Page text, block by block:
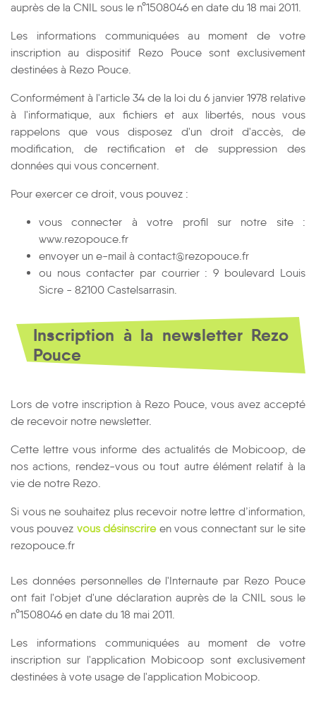
auprès de la CNIL sous le n°1508046 en date du 18 mai 2011.
Les informations communiquées au moment de votre
inscription au dispositif Rezo Pouce sont exclusivement
destinées à Rezo Pouce.
Conformément à l'article 34 de la loi du 6 janvier 1978 relative
à l'informatique, aux fichiers et aux libertés, nous vous
rappelons que vous disposez d'un droit d'accès, de
modification, de rectification et de suppression des
données qui vous concernent.
Pour exercer ce droit, vous pouvez :
vous connecter à votre profil sur notre site :
www.rezopouce.fr
envoyer un e-mail à contact@rezopouce.fr
ou nous contacter par courrier : 9 boulevard Louis
Sicre - 82100 Castelsarrasin.
Inscription à la newsletter Rezo
Pouce
Lors de votre inscription à Rezo Pouce, vous avez accepté
de recevoir notre newsletter.
Cette lettre vous informe des actualités de Mobicoop, de
nos actions, rendez-vous ou tout autre élément relatif à la
vie de notre Rezo.
Si vous ne souhaitez plus recevoir notre lettre d’information,
vous pouvez vous désinscrireen vous connectant sur le site
rezopouce.fr
Les données personnelles de l'Internaute par Rezo Pouce
ont fait l'objet d'une déclaration auprès de la CNIL sous le
n°1508046 en date du 18 mai 2011.
Les informations communiquées au moment de votre
inscription sur l'application Mobicoop sont exclusivement
destinées à vote usage de l'application Mobicoop.